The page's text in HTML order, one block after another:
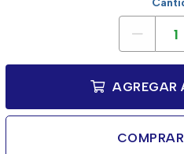
AGREGAR